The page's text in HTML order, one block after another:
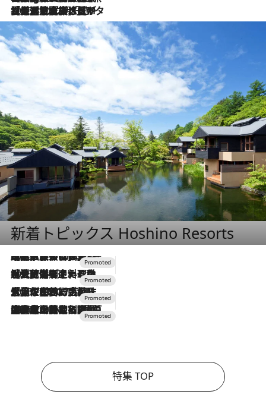
2026.8.3
【厳選旅コスメ】「保湿もタイパ重視！」“サウナ好き”タレント清水みさとが愛用する夏旅ベストコスメを発表！【Mサイズジップ】
新着トピックス Hoshino Resorts
2026.7.31
【ホテル帰省】という選択肢をOMOが提案。家族とほどよい距離を保つには「昼は実家、夜は気兼ねなくホテルで！」
2026.7.24
【夏限定ディナーコース】旬を迎える稚鮎や花ズッキーニなどをイタリア・トスカーナの郷土料理の手法で満喫！
2026.7.17
「土佐和ハーブかき氷」がOMO7高知に登場！生姜、山椒、大葉など目にも舌にも涼を呼ぶ郷土の味
2026.7.10
NEW OPEN！【界 草津】名湯の地に誕生。趣の異なる2種の温泉と上州ならではの会席・蕎麦割烹など美食を味わう究極の癒やし旅
特集 TOP